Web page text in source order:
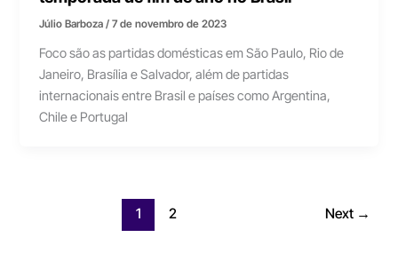
Júlio Barboza/7 de novembro de 2023
Foco são as partidas domésticas em São Paulo, Rio de
Janeiro, Brasília e Salvador, além de partidas
internacionais entre Brasil e países como Argentina,
Chile e Portugal
1 2 Next →